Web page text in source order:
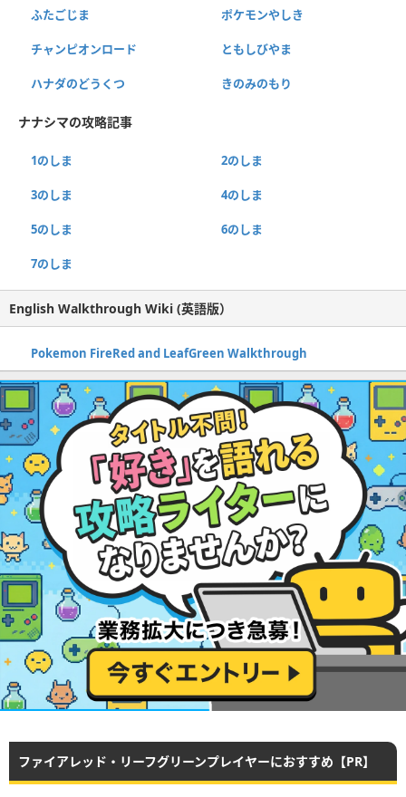
ふたごじま ポケモンやしき
チャンピオンロード ともしびやま
ハナダのどうくつ きのみのもり
ナナシマの攻略記事
1のしま 2のしま
3のしま 4のしま
5のしま 6のしま
7のしま
English Walkthrough Wiki (英語版）
Pokemon FireRed and LeafGreen Walkthrough
ファイアレッド・リーフグリーンプレイヤーにおすすめ【PR】